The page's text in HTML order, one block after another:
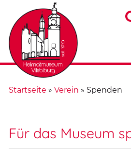
Startseite » Verein » Spenden
Für das Museum